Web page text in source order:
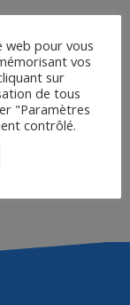
web pour vous
vos
sur
de tous
"Paramètres
contrôlé.